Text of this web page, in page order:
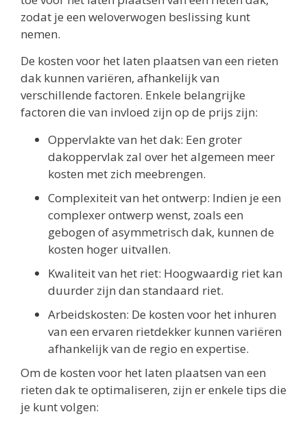
zodat je een weloverwogen beslissing kunt
nemen.
De kosten voor het laten plaatsen van een rieten
dak kunnen variëren, afhankelijk van
verschillende factoren. Enkele belangrijke
factoren die van invloed zijn op de prijs zijn:
Oppervlakte van het dak: Een groter
dakoppervlak zal over het algemeen meer
kosten met zich meebrengen.
Complexiteit van het ontwerp: Indien je een
complexer ontwerp wenst, zoals een
gebogen of asymmetrisch dak, kunnen de
kosten hoger uitvallen.
Kwaliteit van het riet: Hoogwaardig riet kan
duurder zijn dan standaard riet.
Arbeidskosten: De kosten voor het inhuren
van een ervaren rietdekker kunnen variëren
afhankelijk van de regio en expertise.
Om de kosten voor het laten plaatsen van een
rieten dak te optimaliseren, zijn er enkele tips die
je kunt volgen: